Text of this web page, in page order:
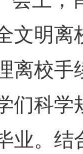
文明离
离校手
们科学
业。结